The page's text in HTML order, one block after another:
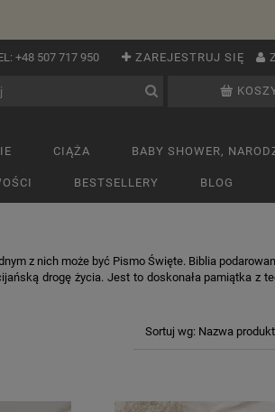
ZAREJESTRUJ SIĘ
+48 507 717 950
CIĄŻA BABY SHOWER,
BESTSELLERY BLOG
z nich może być Pismo Święte. Biblia
drogę życia. Jest to doskonała pamiątka z
Sortuj wg: Nazwa